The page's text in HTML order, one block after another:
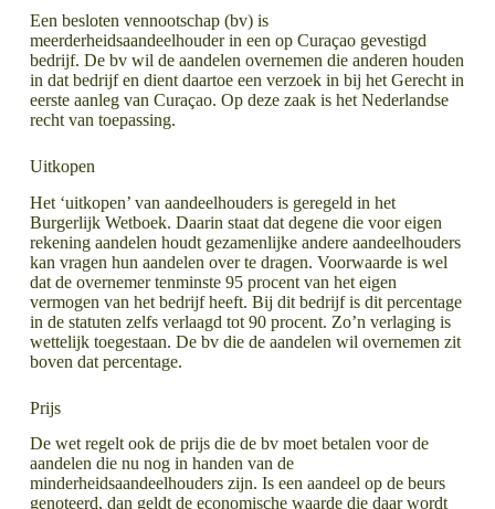
Een besloten vennootschap (bv) is
meerderheidsaandeelhouder in een op Curaçao gevestigd
bedrijf. De bv wil de aandelen overnemen die anderen houden
in dat bedrijf en dient daartoe een verzoek in bij het Gerecht in
eerste aanleg van Curaçao. Op deze zaak is het Nederlandse
recht van toepassing.
Uitkopen
Het ‘uitkopen’ van aandeelhouders is geregeld in het
Burgerlijk Wetboek. Daarin staat dat degene die voor eigen
rekening aandelen houdt gezamenlijke andere aandeelhouders
kan vragen hun aandelen over te dragen. Voorwaarde is wel
dat de overnemer tenminste 95 procent van het eigen
vermogen van het bedrijf heeft. Bij dit bedrijf is dit percentage
in de statuten zelfs verlaagd tot 90 procent. Zo’n verlaging is
wettelijk toegestaan. De bv die de aandelen wil overnemen zit
boven dat percentage.
Prijs
De wet regelt ook de prijs die de bv moet betalen voor de
aandelen die nu nog in handen van de
minderheidsaandeelhouders zijn. Is een aandeel op de beurs
genoteerd, dan geldt de economische waarde die daar wordt